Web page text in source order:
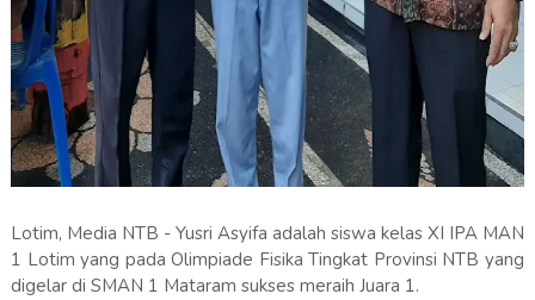
Lotim, Media NTB - Yusri Asyifa adalah siswa kelas XI IPA MAN
1 Lotim yang pada Olimpiade Fisika Tingkat Provinsi NTB yang
digelar di SMAN 1 Mataram sukses meraih Juara 1.